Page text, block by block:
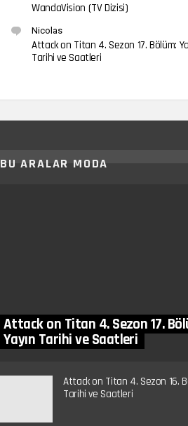
WandaVision (TV Dizisi)
Nicolas
Attack on Titan 4. Sezon 17. Bölüm:
Tarihi ve Saatleri
BU ARALAR MODA
Attack on Titan 4. Sezon 17.
Yayın Tarihi ve Saatleri
Attack on Titan 4. Sezon 16.
Tarihi ve Saatleri